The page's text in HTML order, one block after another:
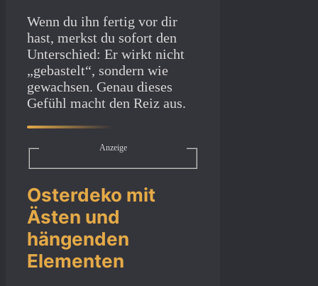
Wenn du ihn fertig vor dir
hast, merkst du sofort den
Unterschied: Er wirkt nicht
„gebastelt“, sondern wie
gewachsen. Genau dieses
Gefühl macht den Reiz aus.
Anzeige
Osterdeko mit
Ästen und
hängenden
Elementen